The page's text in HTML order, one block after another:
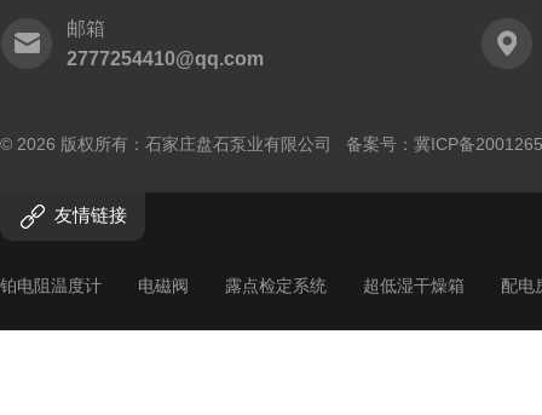
邮箱
2777254410@qq.com
© 2026 版权所有：石家庄盘石泵业有限公司 备案号： 冀ICP备
友情链接
铂电阻温度计 电磁阀 露点检定系统 超低湿干燥箱 配电